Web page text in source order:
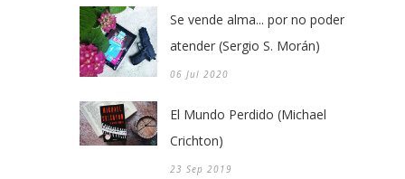
Se vende alma... por no poder
atender (Sergio S. Morán)
06 Jul 2020
El Mundo Perdido (Michael
Crichton)
23 Sep 2019